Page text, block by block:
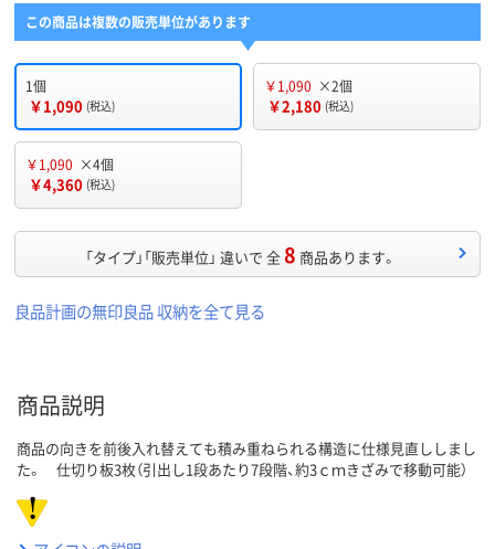
この商品は複数の販売単位があります
1個
￥1,090 (税込)
￥1,090 ×2個
￥2,180 (税込)
￥1,090 ×4個
￥4,360 (税込)
「タイプ」「販売単位」 違いで 全8 商品あります。
良品計画の無印良品 収納を全て見る
商品説明
商品の向きを前後入れ替えても積み重ねられる構造に仕様見直ししまし
た。 仕切り板3枚（引出し1段あたり7段階、約3ｃｍきざみで移動可能）